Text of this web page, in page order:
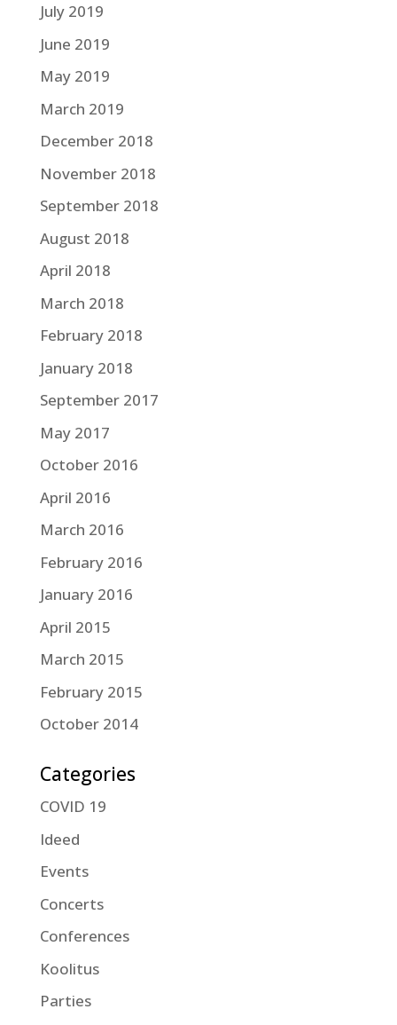
July 2019
June 2019
May 2019
March 2019
December 2018
November 2018
September 2018
August 2018
April 2018
March 2018
February 2018
January 2018
September 2017
May 2017
October 2016
April 2016
March 2016
February 2016
January 2016
April 2015
March 2015
February 2015
October 2014
Categories
COVID 19
Ideed
Events
Concerts
Conferences
Koolitus
Parties